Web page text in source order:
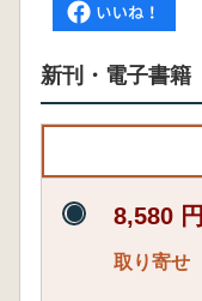
新刊・電子書籍
8,580 円
取り寄せ